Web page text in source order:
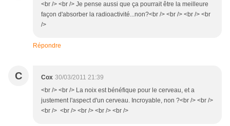
<br /> <br /> Je pense aussi que ça pourrait être la meilleure
façon d'absorber la radioactivité...non?<br /> <br /> <br /> <br
/>
Répondre
C Cox 30/03/2011 21:39
<br /> <br /> La noix est bénéfique pour le cerveau, et a
justement l'aspect d'un cerveau. Incroyable, non ?<br /> <br />
<br /> <br /> <br /> <br /> <br />